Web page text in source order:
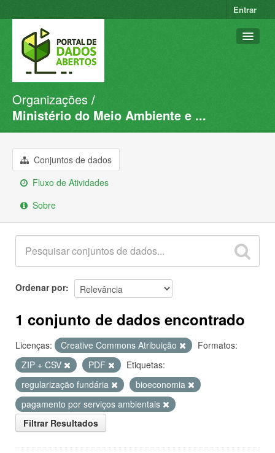
Entrar
Conjuntos de dados
Organizações
Sobre
Organizações
Ministério do Meio Ambiente e ...
Conjuntos de dados
Fluxo de Atividades
Sobre
Ordenar por
1 conjunto de dados encontrado
Licenças: Creative Commons Atribuição
Formatos:
ZIP + CSV
PDF
Etiquetas:
regularização fundária
bioeconomia
pagamento por serviços ambientais
Filtrar Resultados